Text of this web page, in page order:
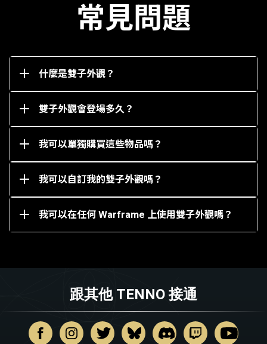
常見問題
什麼是雙子外觀？
特色，台詞會根據你的動作或任務作出調整，並且是
完全可自訂的。
你可以透過在任務中裝備和使用雙子外觀表情動作來
在 Warframe 跟其關聯的雙子外觀之間進行轉換。
雙子外觀會登場多久？
雙子外觀將無限期地在遊戲內商店以白金形式出售。
但是，包括獎勵白金並以當地貨幣購買的組合包可能
僅在限定時間內供應。
我可以單獨購買這些物品嗎？
你可以從遊戲內市場以白金單獨購買雙子外觀。
我可以自訂我的雙子外觀嗎？
可以，你可以透過更改顏色或添加護甲以及披飾等配
件來自訂雙子外觀。
我可以在任何 Warframe 上使用雙子外觀嗎？
不可以，你只能在相關 Warframe（及其 Prime 變體版
本）上使用雙子外觀。例如，只有 Mag 和 Mag Prime
可以使用葵雙子外觀。
跟其他 TENNO 接通